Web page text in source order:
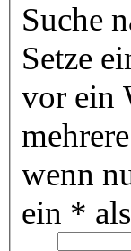
Suche
Setze
vor ein
wenn
ein *